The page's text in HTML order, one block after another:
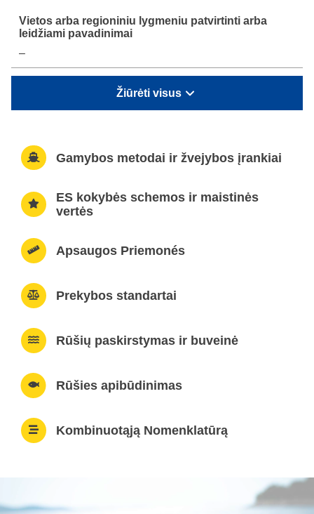
–
Žiūrėti visus
Gamybos metodai ir žvejybos įrankiai
ES kokybės schemos ir maistinės
vertės
Apsaugos Priemonés
Prekybos standartai
Rūšių paskirstymas ir buveinė
Rūšies apibūdinimas
Kombinuotąją Nomenklatūrą